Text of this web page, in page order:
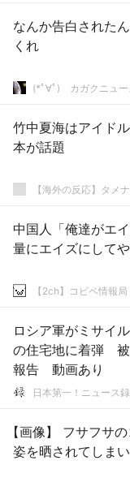
なんか告白された
くれ
(*ﾟ∀ﾟ)ゞカガクニュー
竹中夏海はアイド
本が話題
【海外の反応】タメ
中国人「俺達がエ
量にエイズにしてや
【2ch】コピペ情報局
ロシア軍がミサイ
の住宅地に着弾
報告 動画あり
日本第一！ニュース録
【画像】 フサフサ
姿を晒されてしま